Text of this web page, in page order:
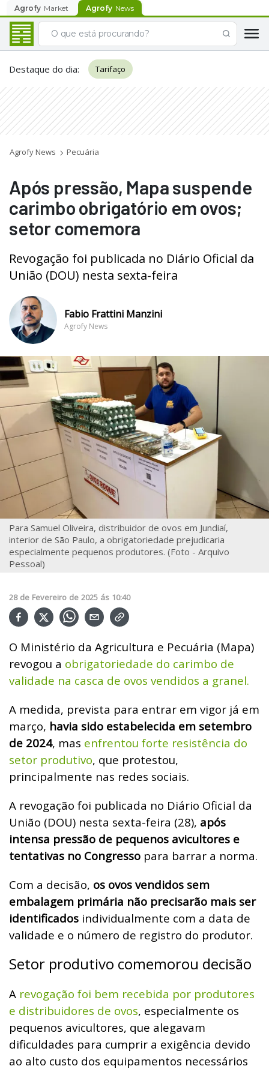
Agrofy Market Agrofy News
Destaque do dia: Tarifaço
Agrofy News Pecuária
Após pressão, Mapa suspende
carimbo obrigatório em ovos;
setor comemora
Revogação foi publicada no Diário Oficial da
União (DOU) nesta sexta-feira
Fabio Frattini Manzini
Agrofy News
Para Samuel Oliveira, distribuidor de ovos em Jundiaí,
interior de São Paulo, a obrigatoriedade prejudicaria
especialmente pequenos produtores. (Foto - Arquivo
Pessoal)
28 de Fevereiro de 2025 ás 10:40
O Ministério da Agricultura e Pecuária (Mapa)
revogou a obrigatoriedade do carimbo de
validade na casca de ovos vendidos a granel.
A medida, prevista para entrar em vigor já em
março, havia sido estabelecida em setembro
de 2024, mas enfrentou forte resistência do
setor produtivo, que protestou,
principalmente nas redes sociais.
A revogação foi publicada no Diário Oficial da
União (DOU) nesta sexta-feira (28), após
intensa pressão de pequenos avicultores e
tentativas no Congresso para barrar a norma.
Com a decisão, os ovos vendidos sem
embalagem primária não precisarão mais ser
identificados individualmente com a data de
validade e o número de registro do produtor.
Setor produtivo comemorou decisão
A revogação foi bem recebida por produtores
e distribuidores de ovos, especialmente os
pequenos avicultores, que alegavam
dificuldades para cumprir a exigência devido
ao alto custo dos equipamentos necessários